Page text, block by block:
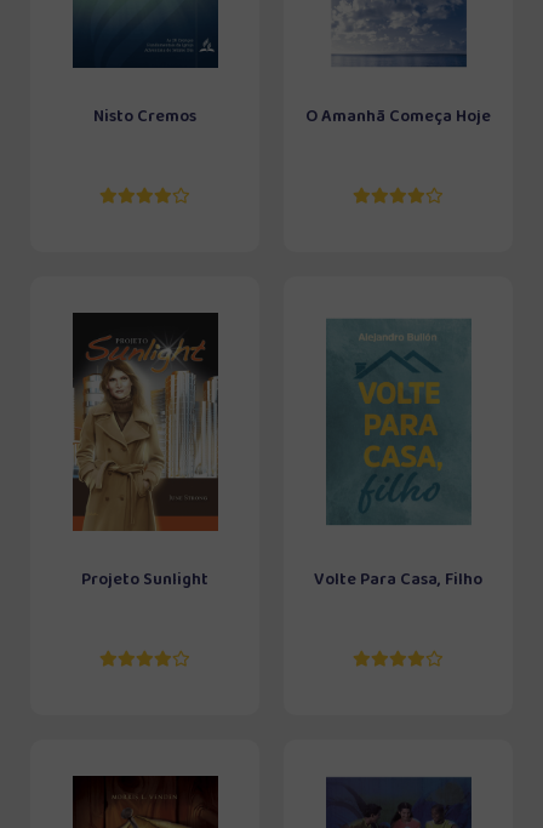
Nisto Cremos O Amanhã Começa Hoje
Projeto Sunlight Volte Para Casa, Filho